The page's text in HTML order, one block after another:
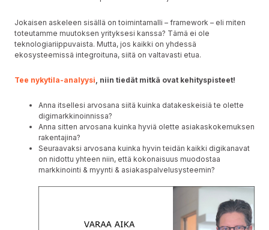
Jokaisen askeleen sisällä on toimintamalli – framework – eli miten
toteutamme muutoksen yrityksesi kanssa? Tämä ei ole
teknologiariippuvaista. Mutta, jos kaikki on yhdessä
ekosysteemissä integroituna, siitä on valtavasti etua.
Tee nykytila-analyysi , niin tiedät mitkä ovat kehityspisteet!
Anna itsellesi arvosana siitä kuinka datakeskeisiä te olette
digimarkkinoinnissa?
Anna sitten arvosana kuinka hyviä olette asiakaskokemuksen
rakentajina?
Seuraavaksi arvosana kuinka hyvin teidän kaikki digikanavat
on nidottu yhteen niin, että kokonaisuus muodostaa
markkinointi & myynti & asiakaspalvelusysteemin?